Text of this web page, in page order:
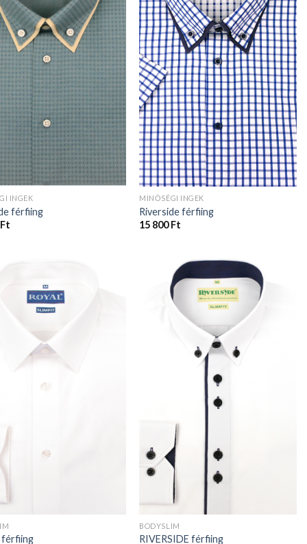
INGEK
férfiing
Ft
MINŐSÉGI INGEK
Riverside férfiing
15 800Ft
férfiing
BODYSLIM
RIVERSIDE férfiing